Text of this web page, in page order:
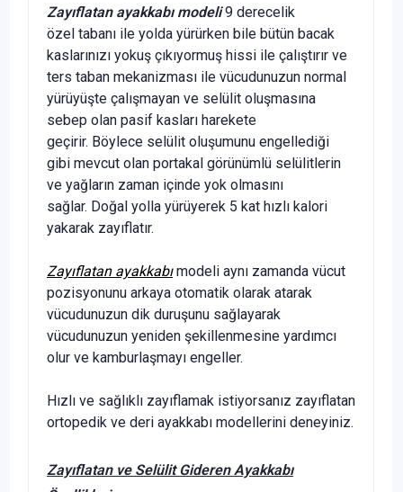
Zayıflatan ayakkabı modeli9 derecelik
özel tabanı ile yolda yürürken bile bütün bacak
kaslarınızı yokuş çıkıyormuş hissi ile çalıştırır ve
ters taban mekanizması ile vücudunuzun normal
yürüyüşte çalışmayan ve selülit oluşmasına
sebep olan pasif kasları harekete
geçirir. Böylece selülit oluşumunu engellediği
gibi mevcut olan portakal görünümlü selülitlerin
ve yağların zaman içinde yok olmasını
sağlar. Doğal yolla yürüyerek 5 kat hızlı kalori
yakarak zayıflatır.
Zayıflatan ayakkabımodeli aynı zamanda vücut
pozisyonunu arkaya otomatik olarak atarak
vücudunuzun dik duruşunu sağlayarak
vücudunuzun yeniden şekillenmesine yardımcı
olur ve kamburlaşmayı engeller.
Hızlı ve sağlıklı zayıflamak istiyorsanız zayıflatan
ortopedik ve deri ayakkabı modellerini deneyiniz.
Zayıflatan ve Selülit Gideren Ayakkabı